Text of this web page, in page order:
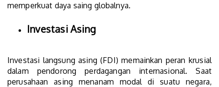
memperkuat daya saing globalnya.
Investasi Asing
Investasi langsung asing (FDI) memainkan peran krusial
dalam pendorong perdagangan internasional. Saat
perusahaan asing menanam modal di suatu negara,